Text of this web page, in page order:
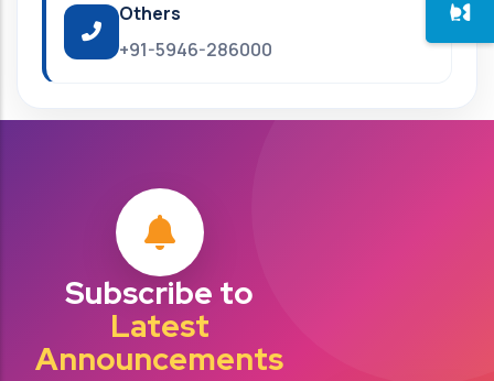
Others
+91-5946-286000
Subscribe to
Latest
Announcements